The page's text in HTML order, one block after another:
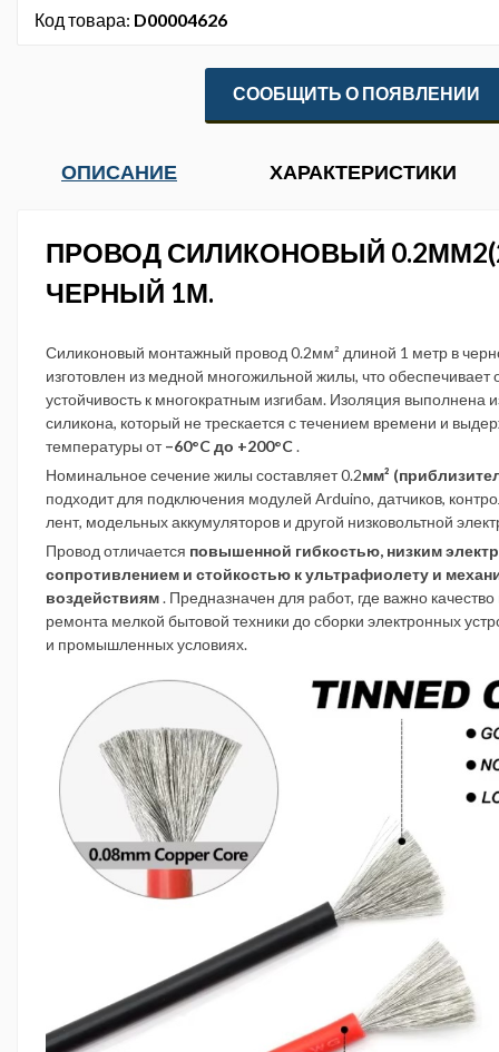
Код товара: D00004626
СООБЩИТЬ О ПОЯВЛЕНИИ
ОПИСАНИЕ ХАРАКТЕРИСТИКИ
ПРОВОД СИЛИКОНОВЫЙ
ЧЕРНЫЙ 1М.
Силиконовый монтажный провод 0.2мм² длиной 1 метр в
изготовлен из медной многожильной жилы, что обеспечивает
устойчивость к многократным изгибам. Изоляция выполнена
силикона, который не трескается с течением времени и
температуры от–60°C до +200°C.
Номинальное сечение жилы составляет 0.2мм²
подходит для подключения модулей Arduino, датчиков,
лент, модельных аккумуляторов и другой низковольтной
Провод отличается повышенной гибкостью, низким
сопротивлением и стойкостью к ультрафиолету и
воздействиям. Предназначен для работ, где важно качество
ремонта мелкой бытовой техники до сборки электронных
и промышленных условиях.